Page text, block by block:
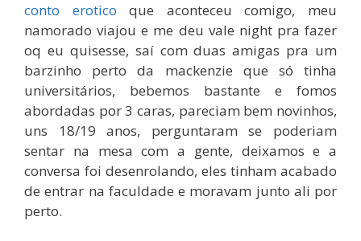
conto erotico que aconteceu comigo, meu
namorado viajou e me deu vale night pra fazer
oq eu quisesse, saí com duas amigas pra um
barzinho perto da mackenzie que só tinha
universitários, bebemos bastante e fomos
abordadas por 3 caras, pareciam bem novinhos,
uns 18/19 anos, perguntaram se poderiam
sentar na mesa com a gente, deixamos e a
conversa foi desenrolando, eles tinham acabado
de entrar na faculdade e moravam junto ali por
perto.